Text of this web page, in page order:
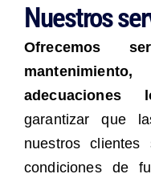
Nuestros
Ofrecemos
adecuaciones
garantizar que
nuestros
condiciones de